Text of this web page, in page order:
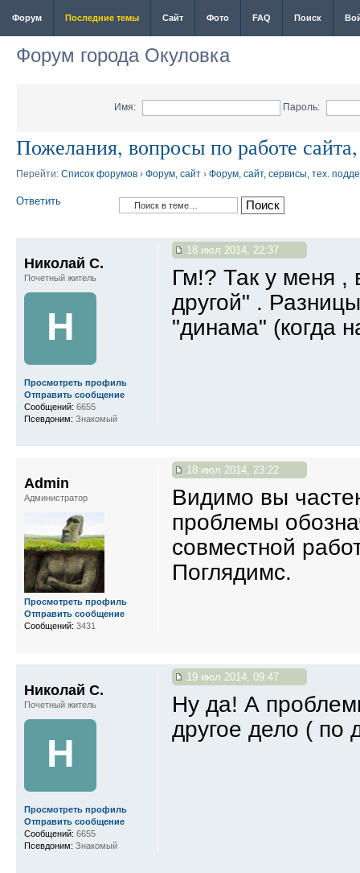
Форум Последние темы Сайт Фото FAQ Поиск
Форум города Окуловка
Имя: Пароль:
Пожелания, вопросы по работе
Перейти: Список форумов › Форум, сайт › Форум, сайт, сервисы, тех.
Ответить
18 июл 2014, 22:37
Гм!? Так у меня ,
другой" .
"динама" (когда
Николай С.
Почетный житель
Н
Просмотреть профиль
Отправить сообщение
Сообщений: 6655
Псевдоним: Знакомый
18 июл 2014, 23:22
Видимо вы
проблемы
совместной
Поглядимс.
Admin
Администратор
Просмотреть профиль
Отправить сообщение
Сообщений: 3431
19 июл 2014, 09:47
Ну да! А
другое дело ( по
Николай С.
Почетный житель
Н
Просмотреть профиль
Отправить сообщение
Сообщений: 6655
Псевдоним: Знакомый